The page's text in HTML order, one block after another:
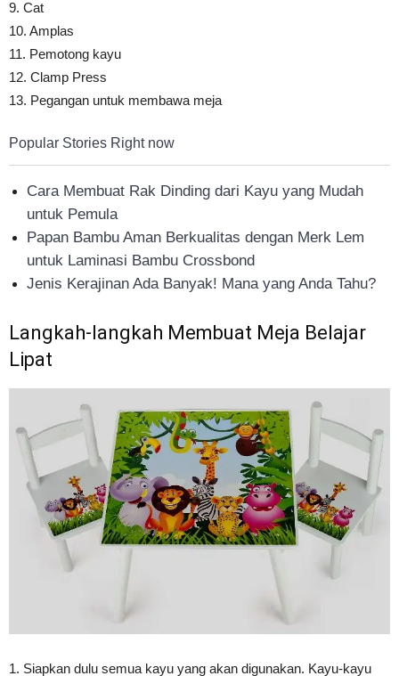
9. Cat
10. Amplas
11. Pemotong kayu
12. Clamp Press
13. Pegangan untuk membawa meja
Popular Stories Right now
Cara Membuat Rak Dinding dari Kayu yang Mudah
untuk Pemula
Papan Bambu Aman Berkualitas dengan Merk Lem
untuk Laminasi Bambu Crossbond
Jenis Kerajinan Ada Banyak! Mana yang Anda Tahu?
Langkah-langkah Membuat Meja Belajar
Lipat
1. Siapkan dulu semua kayu yang akan digunakan. Kayu-kayu